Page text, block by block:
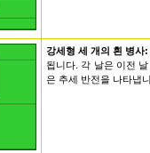
강세형 세 개의 흰 병사:
됩니다. 각 날은 이전
은 추세 반전을 나타냅